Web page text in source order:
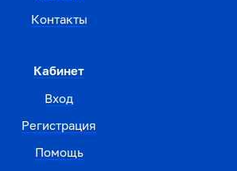
Контакты
Кабинет
Вход
Регистрация
Помощь